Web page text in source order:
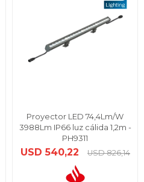
Proyector LED 74,4Lm/W
3988Lm IP66 luz cálida 1,2m -
PH9311
USD 540,22 USD 826,14